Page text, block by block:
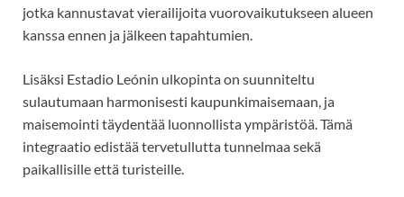
jotka kannustavat vierailijoita vuorovaikutukseen alueen
kanssa ennen ja jälkeen tapahtumien.
Lisäksi Estadio Leónin ulkopinta on suunniteltu
sulautumaan harmonisesti kaupunkimaisemaan, ja
maisemointi täydentää luonnollista ympäristöä. Tämä
integraatio edistää tervetullutta tunnelmaa sekä
paikallisille että turisteille.